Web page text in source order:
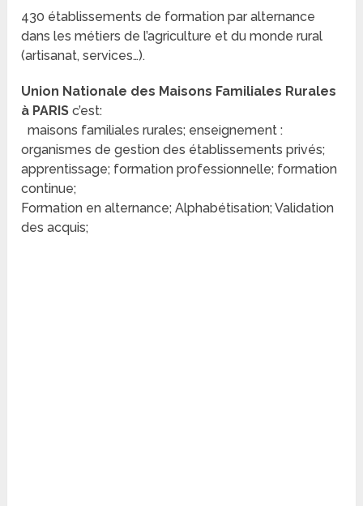
430 établissements de formation par alternance
dans les métiers de l’agriculture et du monde rural
(artisanat, services…).
Union Nationale des Maisons Familiales Rurales
à PARIS c’est:
maisons familiales rurales; enseignement :
organismes de gestion des établissements privés;
apprentissage; formation professionnelle; formation
continue;
Formation en alternance; Alphabétisation; Validation
des acquis;